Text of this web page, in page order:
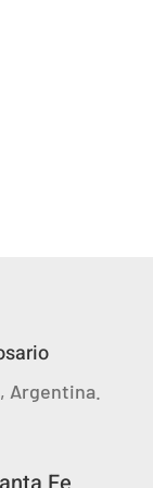
Argentina.